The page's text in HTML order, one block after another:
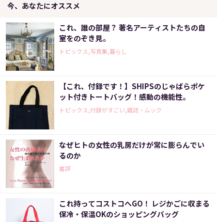
今、あなたにオススメ
これ、誰の部屋？ 著名アーティストたちの自
室をのぞき見。
トピックス,写真集,暮らし
【これ、付録です！】SHIPSのじゃばらポケ
ット付きトートバッグ！感動の機能性。
トピックス,付録がすごい,雑誌・ムック
なぜヒトの女性の乳房だけが常に膨らんでい
るのか
書評
これ持ってコストコへGO！ レジかごに収まる
保冷・保温OKのショッピングバッグ